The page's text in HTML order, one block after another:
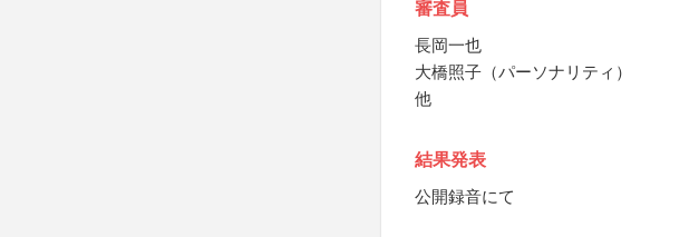
審査員
長岡一也
大橋照子（パーソナリティ）
他
結果発表
公開録音にて